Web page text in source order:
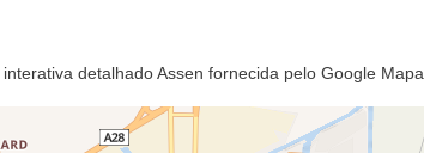
detalhado Assen fornecida pelo Google Mapa